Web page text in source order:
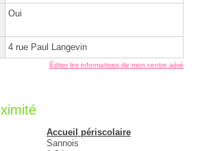
Oui
4 rue Paul Langevin
Éditer les informations de mon centre aéré
Accueil périscolaire
Sannois